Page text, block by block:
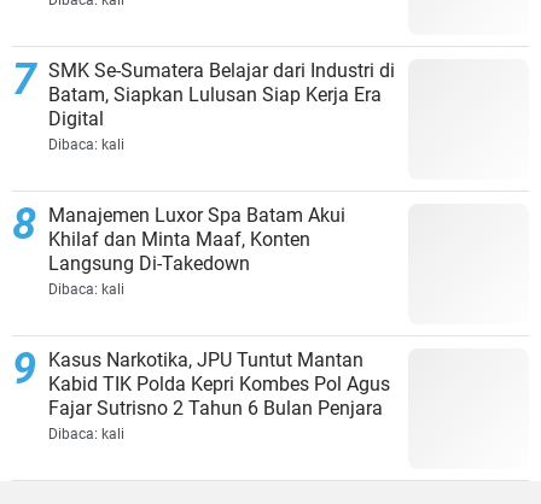
SMK Se-Sumatera Belajar dari Industri di
Batam, Siapkan Lulusan Siap Kerja Era
Digital
Dibaca: kali
Manajemen Luxor Spa Batam Akui
Khilaf dan Minta Maaf, Konten
Langsung Di-Takedown
Dibaca: kali
Kasus Narkotika, JPU Tuntut Mantan
Kabid TIK Polda Kepri Kombes Pol Agus
Fajar Sutrisno 2 Tahun 6 Bulan Penjara
Dibaca: kali